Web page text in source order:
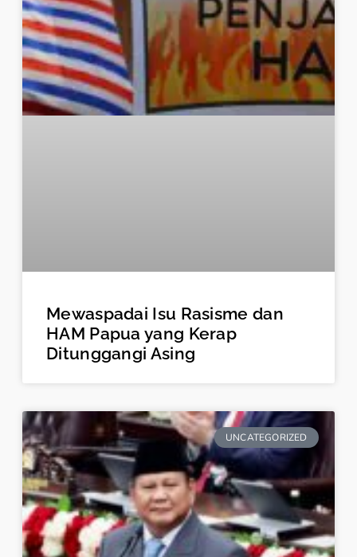
Mewaspadai Isu Rasisme dan
HAM Papua yang Kerap
Ditunggangi Asing
UNCATEGORIZED